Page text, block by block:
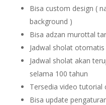
Bisa custom design (
background )
Bisa adzan murottal
Jadwal sholat
Jadwal sholat akan
selama 100 tahun
Tersedia video
Bisa update